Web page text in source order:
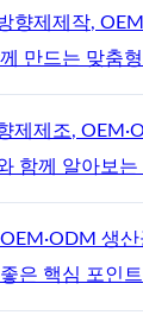
향제제작,
만드는 맞춤
제제조,
함께 알아보
생
은 핵심 포인트